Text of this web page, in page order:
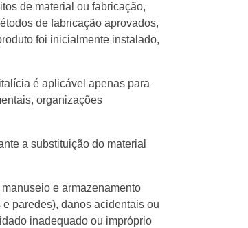
de material ou fabricação,
de fabricação aprovados,
foi inicialmente instalado,
é aplicável apenas para
organizações
a substituição do material
e armazenamento
paredes), danos acidentais ou
inadequado ou impróprio